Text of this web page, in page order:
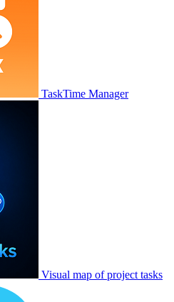
TaskTime Manager
Visual map of project tasks